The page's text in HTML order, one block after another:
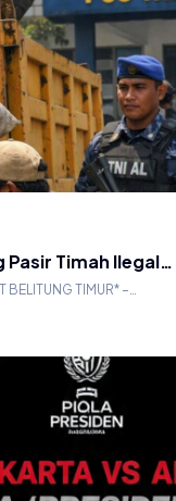
Pasir Timah Ilegal…
BELITUNG TIMUR* –…